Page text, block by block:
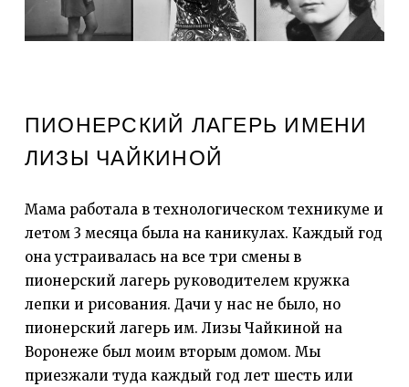
ПИОНЕРСКИЙ ЛАГЕРЬ ИМЕНИ
ЛИЗЫ ЧАЙКИНОЙ
Мама работала в технологическом техникуме и
летом 3 месяца была на каникулах. Каждый год
она устраивалась на все три смены в
пионерский лагерь руководителем кружка
лепки и рисования. Дачи у нас не было, но
пионерский лагерь им. Лизы Чайкиной на
Воронеже был моим вторым домом. Мы
приезжали туда каждый год лет шесть или